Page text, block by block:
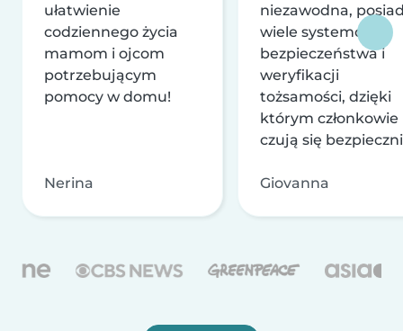
ułatwienie
codziennego życia
mamom i ojcom
potrzebującym
pomocy w domu!
Nerina
niezawodna,
wiele systemów
bezpieczeństwa i
weryfikacji
tożsamości, dzięki
którym członkowie
czują się
Giovanna